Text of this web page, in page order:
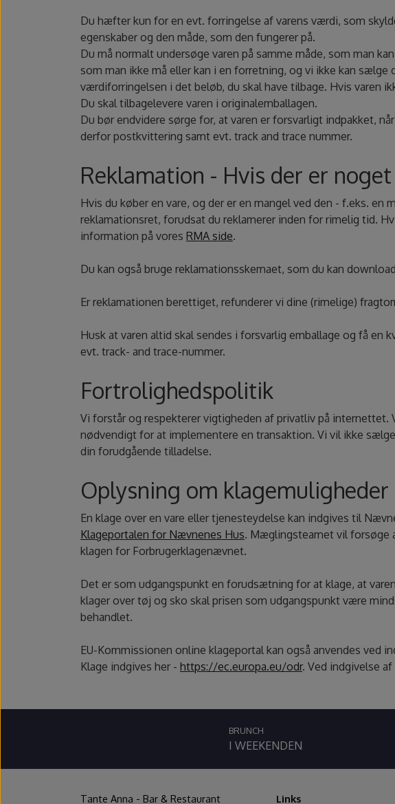
Du hæfter kun for en evt. forringelse af varens værdi, som
egenskaber og den måde, som den fungerer på.
Du må normalt undersøge varen på samme måde, som man
som man ikke må eller kan i en forretning, og vi ikke kan
værdiforringelsen i det beløb, du skal have tilbage. Hvis varen
Du skal tilbagelevere varen i originalemballagen.
Du bør endvidere sørge for, at varen er forsvarligt indpakket,
derfor postkvittering samt evt. track and trace nummer.
Reklamation - Hvis der er
Hvis du køber en vare, og der er en mangel ved den - f.eks.
reklamationsret, forudsat du reklamerer inden for rimelig tid.
information på vores RMA side.
Du kan også bruge reklamationsskemaet, som du kan
Er reklamationen berettiget, refunderer vi dine (rimelige)
Husk at varen altid skal sendes i forsvarlig emballage og få
evt. track- and trace-nummer.
Fortrolighedspolitik
Vi forstår og respekterer vigtigheden af privatliv på
nødvendigt for at implementere en transaktion. Vi vil ikke
din forudgående tilladelse.
Oplysning om klagemuligheder
En klage over en vare eller tjenesteydelse kan indgives til
Klageportalen for Nævnenes Hus. Mæglingsteamet vil forsøge
klagen for Forbrugerklagenævnet.
Det er som udgangspunkt en forudsætning for at klage, at
klager over tøj og sko skal prisen som udgangspunkt være
behandlet.
EU-Kommissionen online klageportal kan også anvendes ved
Klage indgives her - https://ec.europa.eu/odr. Ved indgivelse
BRUNCH
I WEEKENDEN
Tante Anna - Bar & Restaurant Links